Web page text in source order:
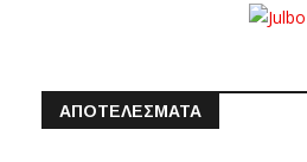
ΑΠΟΤΕΛΕΣΜΑΤΑ